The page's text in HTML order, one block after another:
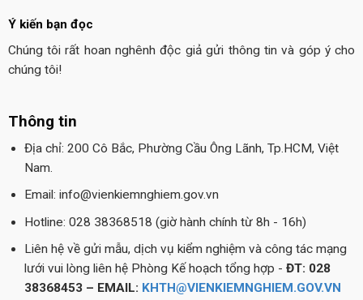
Ý kiến bạn đọc
Chúng tôi rất hoan nghênh độc giả gửi thông tin và góp ý cho
chúng tôi!
Thông tin
Địa chỉ: 200 Cô Bắc, Phường Cầu Ông Lãnh, Tp.HCM, Việt
Nam.
Email: info@vienkiemnghiem.gov.vn
Hotline: 028 38368518 (giờ hành chính từ 8h - 16h)
Liên hệ về gửi mẫu, dịch vụ kiểm nghiệm và công tác mạng
lưới vui lòng liên hệ Phòng Kế hoạch tổng hợp - ĐT: 028
38368453 – EMAIL: KHTH@VIENKIEMNGHIEM.GOV.VN